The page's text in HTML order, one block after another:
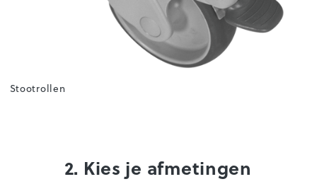
Stootrollen
2. Kies je afmetingen